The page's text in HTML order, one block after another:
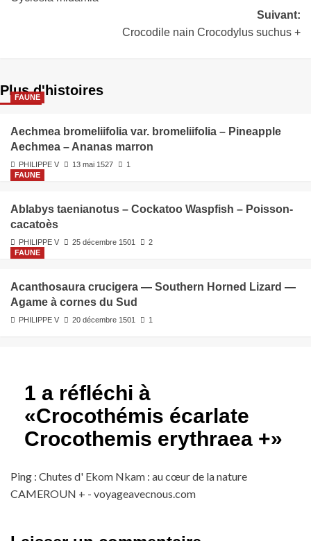
Suivant:
Crocodile nain Crocodylus suchus +
Plus d'histoires
FAUNE
Aechmea bromeliifolia var. bromeliifolia – Pineapple
Aechmea – Ananas marron
PHILIPPE V 13 mai 1527
1
FAUNE
Ablabys taenianotus – Cockatoo Waspfish – Poisson-
cacatoès
PHILIPPE V 25 décembre 1501
2
FAUNE
Acanthosaura crucigera — Southern Horned Lizard —
Agame à cornes du Sud
PHILIPPE V 20 décembre 1501 1
1 a réfléchi à
«Crocothémis écarlate
Crocothemis erythraea +»
Ping : Chutes d' Ekom Nkam : au cœur de la nature
CAMEROUN + - voyageavecnous.com